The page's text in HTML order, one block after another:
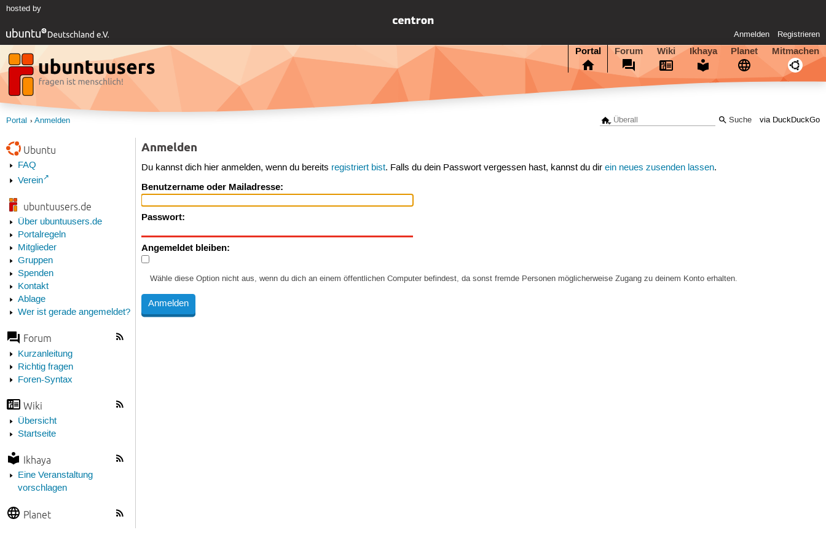
hosted by
Anmelden Registrieren
Portal Forum Wiki Ikhaya Planet Mitmachen
via DuckDuckGo
Portal Anmelden
Ubuntu
FAQ
Verein
ubuntuusers.de
Über ubuntuusers.de
Portalregeln
Mitglieder
Gruppen
Spenden
Kontakt
Ablage
Wer ist gerade angemeldet?
Forum
Kurzanleitung
Richtig fragen
Foren-Syntax
Wiki
Übersicht
Startseite
Ikhaya
Eine Veranstaltung
vorschlagen
Planet
Anmelden
Du kannst dich hier anmelden, wenn du bereits registriert bist. Falls du dein Passwort vergessen hast, kannst du direin neues zusenden lassen.
Benutzername oder Mailadresse:
Passwort:
Angemeldet bleiben:
Wähle diese Option nicht aus, wenn du dich an einem öffentlichen Computer befindest, da sonst fremde Personen möglicherweise Zugang zu deinem Konto erhalten.